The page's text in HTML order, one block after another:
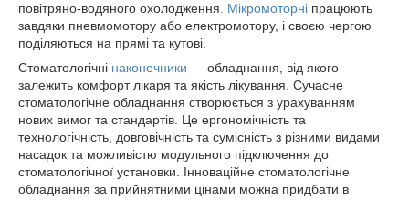
повітряно-водяного охолодження . Мікромоторні працюють
завдяки пневмомотору або електромотору, і своєю чергою
поділяються на прямі та кутові.
Стоматологічні наконечники — обладнання, від якого
залежить комфорт лікаря та якість лікування. Сучасне
стоматологічне обладнання створюється з урахуванням
нових вимог та стандартів. Це ергономічність та
технологічність, довговічність та сумісність з різними видами
насадок та можливістю модульного підключення до
стоматологічної установки. Інноваційне стоматологічне
обладнання за прийнятними цінами можна придбати в